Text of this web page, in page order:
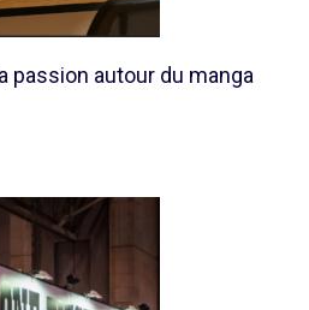
passion autour du manga